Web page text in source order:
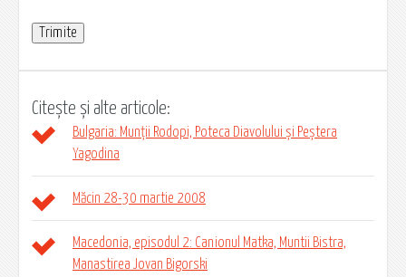
Citește și alte articole:
Bulgaria: Munții Rodopi, Poteca Diavolului și Peștera
Yagodina
Măcin 28-30 martie 2008
Macedonia, episodul 2: Canionul Matka, Muntii Bistra,
Manastirea Jovan Bigorski